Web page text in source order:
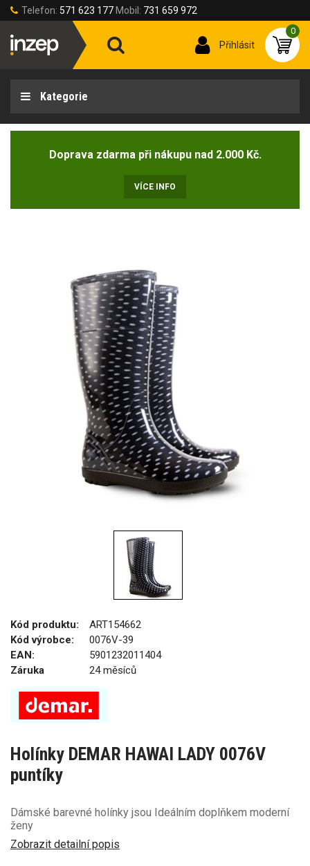
Telefon: 571 623 177 Mobil: 731 659 972
Přihlásit
0
Kategorie
Doprava zdarma při nákupu nad 2.000 Kč.
VÍCE INFO
Kód produktu:
ART154662
Kód výrobce:
0076V-39
EAN:
5901232011404
Záruka
24 měsíců
Holínky DEMAR HAWAI LADY 0076V
puntíky
Dámské barevné holínky jsou Ideálním doplňkem moderní
ženy
Zobrazit detailní popis